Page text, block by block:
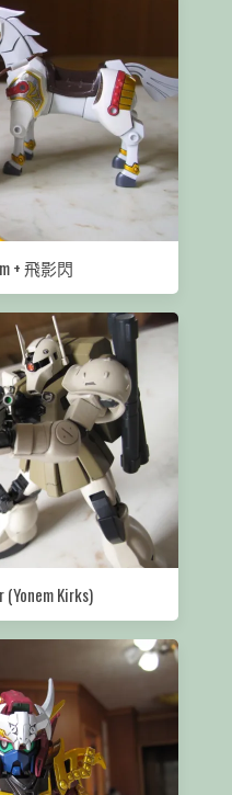
+ 飛影閃
(Yonem Kirks)